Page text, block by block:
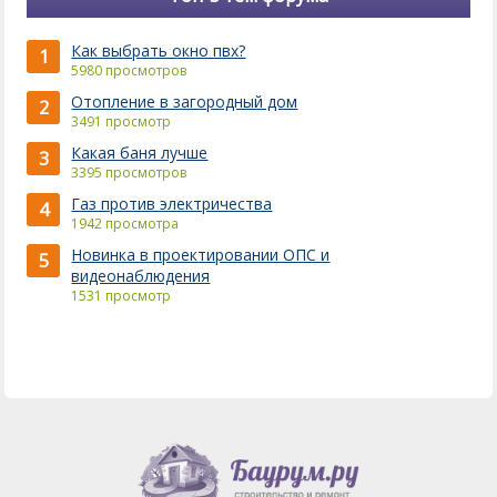
1 Как выбрать окно пвх?
5980 просмотров
2 Отопление в загородный дом
3491 просмотр
3 Какая баня лучше
3395 просмотров
4 Газ против электричества
1942 просмотра
5
Новинка в проектировании ОПС и
видеонаблюдения
1531 просмотр